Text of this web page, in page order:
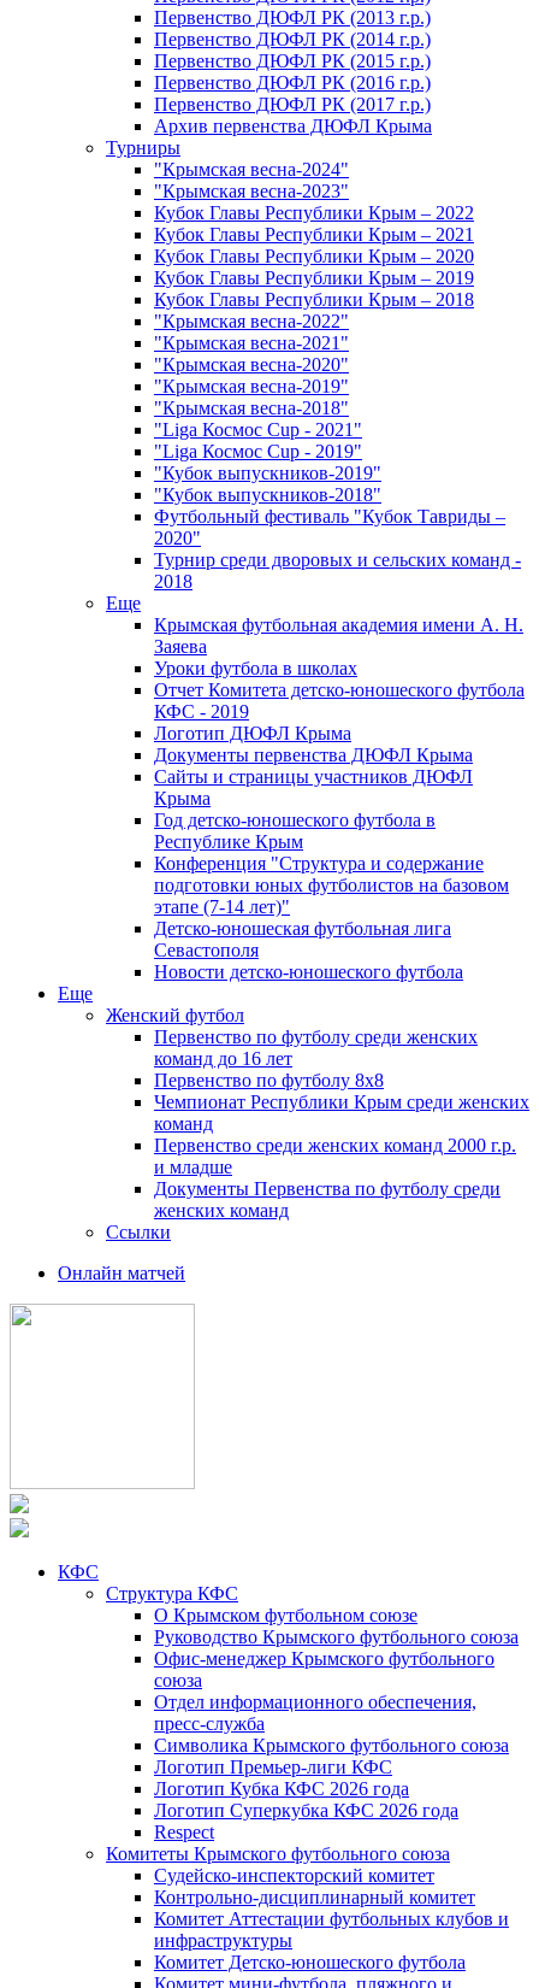
Первенство ДЮФЛ РК (2013 г.р.)
Первенство ДЮФЛ РК (2014 г.р.)
Первенство ДЮФЛ РК (2015 г.р.)
Первенство ДЮФЛ РК (2016 г.р.)
Первенство ДЮФЛ РК (2017 г.р.)
Архив первенства ДЮФЛ Крыма
Турниры
"Крымская весна-2024"
"Крымская весна-2023"
Кубок Главы Республики Крым – 2022
Кубок Главы Республики Крым – 2021
Кубок Главы Республики Крым – 2020
Кубок Главы Республики Крым – 2019
Кубок Главы Республики Крым – 2018
"Крымская весна-2022"
"Крымская весна-2021"
"Крымская весна-2020"
"Крымская весна-2019"
"Крымская весна-2018"
"Liga Космос Cup - 2021"
"Liga Космос Cup - 2019"
"Кубок выпускников-2019"
"Кубок выпускников-2018"
Футбольный фестиваль "Кубок Тавриды –
2020"
Турнир среди дворовых и сельских команд -
2018
Еще
Крымская футбольная академия имени А. Н.
Заяева
Уроки футбола в школах
Отчет Комитета детско-юношеского футбола
КФС - 2019
Логотип ДЮФЛ Крыма
Документы первенства ДЮФЛ Крыма
Сайты и страницы участников ДЮФЛ
Крыма
Год детско-юношеского футбола в
Республике Крым
Конференция "Структура и содержание
подготовки юных футболистов на базовом
этапе (7-14 лет)"
Детско-юношеская футбольная лига
Севастополя
Новости детско-юношеского футбола
Еще
Женский футбол
Первенство по футболу среди женских
команд до 16 лет
Первенство по футболу 8х8
Чемпионат Республики Крым среди женских
команд
Первенство среди женских команд 2000 г.р.
и младше
Документы Первенства по футболу среди
женских команд
Ссылки
Онлайн матчей
КФС
Структура КФС
О Крымском футбольном союзе
Руководство Крымского футбольного союза
Офис-менеджер Крымского футбольного
союза
Отдел информационного обеспечения,
пресс-служба
Символика Крымского футбольного союза
Логотип Премьер-лиги КФС
Логотип Кубка КФС 2026 года
Логотип Суперкубка КФС 2026 года
Respect
Комитеты Крымского футбольного союза
Судейско-инспекторский комитет
Контрольно-дисциплинарный комитет
Комитет Аттестации футбольных клубов и
инфраструктуры
Комитет Детско-юношеского футбола
Комитет мини-футбола, пляжного и